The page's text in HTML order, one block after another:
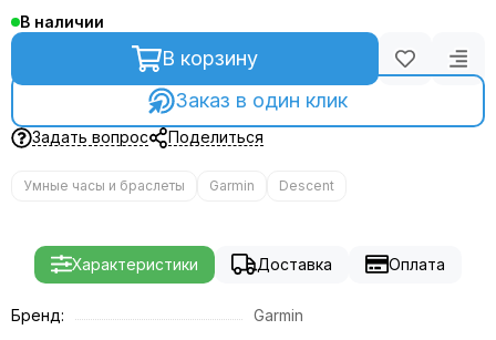
В наличии
В корзину
Заказ в один клик
Задать вопрос Поделиться
Умные часы и браслеты Garmin Descent
Характеристики Доставка Оплата
Бренд:
Garmin